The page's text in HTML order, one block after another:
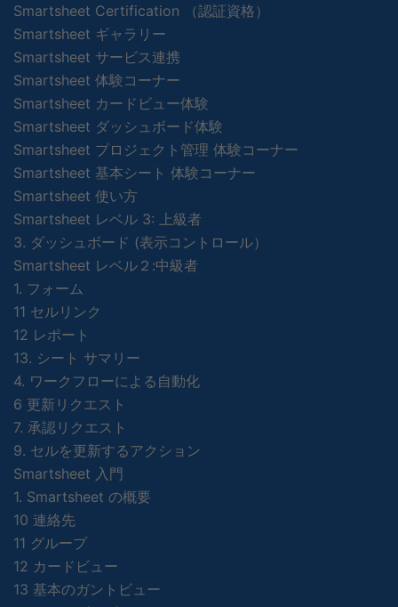
Smartsheet Certification （認証資格）
Smartsheet ギャラリー
Smartsheet サービス連携
Smartsheet 体験コーナー
Smartsheet カードビュー体験
Smartsheet ダッシュボード体験
Smartsheet プロジェクト管理 体験コーナー
Smartsheet 基本シート 体験コーナー
Smartsheet 使い方
Smartsheet レベル 3: 上級者
3. ダッシュボード (表示コントロール）
Smartsheet レベル２:中級者
1. フォーム
11 セルリンク
12 レポート
13. シート サマリー
4. ワークフローによる自動化
6 更新リクエスト
7. 承認リクエスト
9. セルを更新するアクション
Smartsheet 入門
1. Smartsheet の概要
10 連絡先
11 グループ
12 カードビュー
13 基本のガントビュー